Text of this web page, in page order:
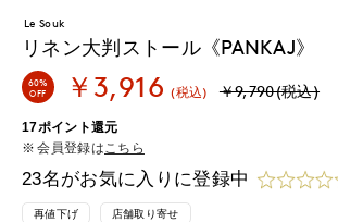
Le Souk
リネン大判ストール《PANKAJ》
60%
OFF ￥3,916 (税込) ￥9,790(税込)
17ポイント還元
会員登録は こちら
23名がお気に入りに登録中
再値下げ 店舗取り寄せ